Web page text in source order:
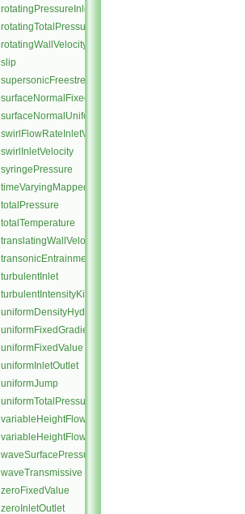
rotatingPressureInletOutletVelocity
rotatingTotalPressure
rotatingWallVelocity
slip
supersonicFreestream
surfaceNormalFixedValue
surfaceNormalUniformFixedValue
swirlFlowRateInletVelocity
swirlInletVelocity
syringePressure
timeVaryingMappedFixedValue
totalPressure
totalTemperature
translatingWallVelocity
transonicEntrainmentPressure
turbulentInlet
turbulentIntensityKineticEnergyInlet
uniformDensityHydrostaticPressure
uniformFixedGradient
uniformFixedValue
uniformInletOutlet
uniformJump
uniformTotalPressure
variableHeightFlowRate
variableHeightFlowRateInletVelocity
waveSurfacePressure
waveTransmissive
zeroFixedValue
zeroInletOutlet